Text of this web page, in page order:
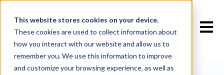
This website stores cookies on your device.
These cookies are used to collect information about
how you interact with our website and allow us to
remember you. We use this information to improve
and customize your browsing experience, as well as